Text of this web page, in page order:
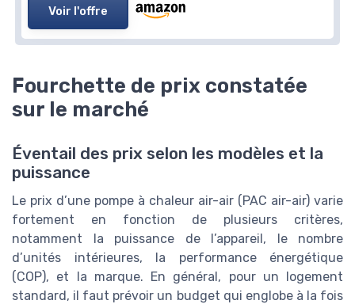
Voir l'offre
Fourchette de prix constatée
sur le marché
Éventail des prix selon les modèles et la
puissance
Le prix d’une pompe à chaleur air-air (PAC air-air) varie
fortement en fonction de plusieurs critères,
notamment la puissance de l’appareil, le nombre
d’unités intérieures, la performance énergétique
(COP), et la marque. En général, pour un logement
standard, il faut prévoir un budget qui englobe à la fois